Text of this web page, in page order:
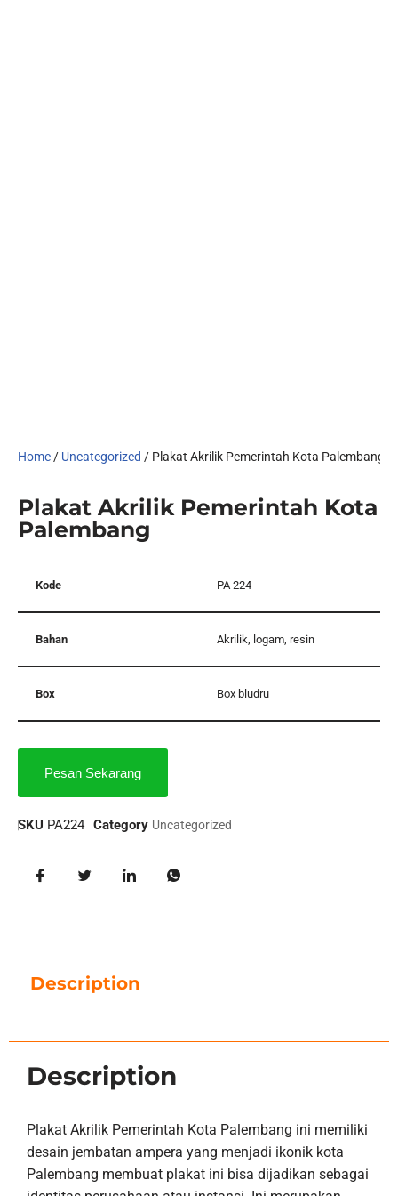
Home / Uncategorized / Plakat Akrilik Pemerintah Kota Palembang
Plakat Akrilik Pemerintah Kota
Palembang
Kode PA 224
Bahan Akrilik, logam, resin
Box Box bludru
Pesan Sekarang
SKU PA224 Category Uncategorized
Description
Description
Plakat Akrilik Pemerintah Kota Palembang ini memiliki
desain jembatan ampera yang menjadi ikonik kota
Palembang membuat plakat ini bisa dijadikan sebagai